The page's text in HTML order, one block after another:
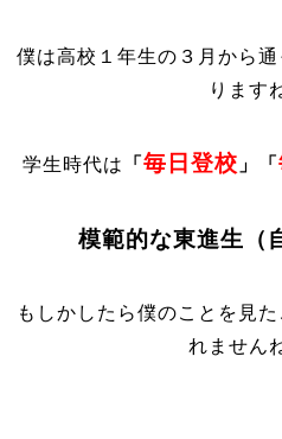
僕は高校１年生の３月から
ります
学生時代は 「毎日登校 」「
模範的な東進生（
もしかしたら僕のことを見
れません